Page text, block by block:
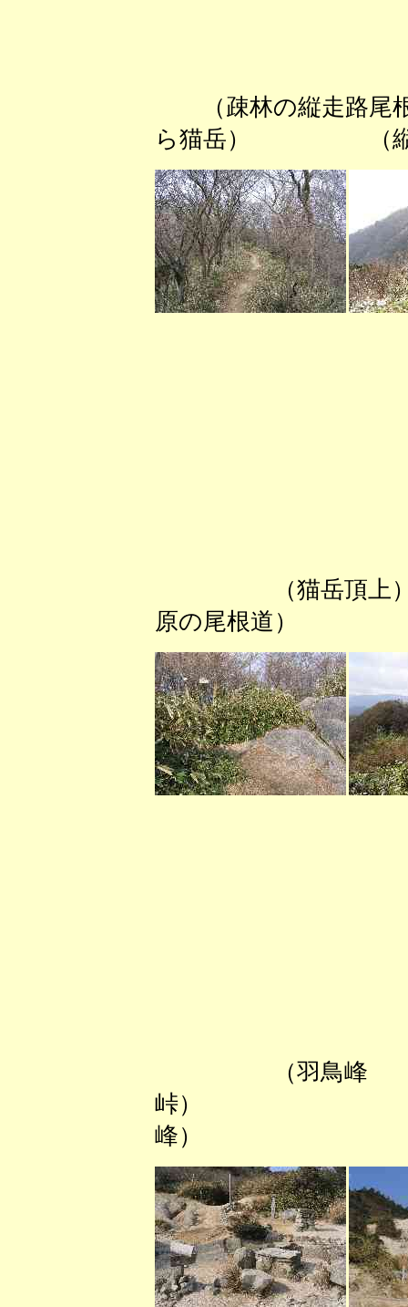
（疎林の縦走
ら猫岳） （縦走
（猫岳
原の尾根道） （滋
（羽鳥峰
峠）
峰） （